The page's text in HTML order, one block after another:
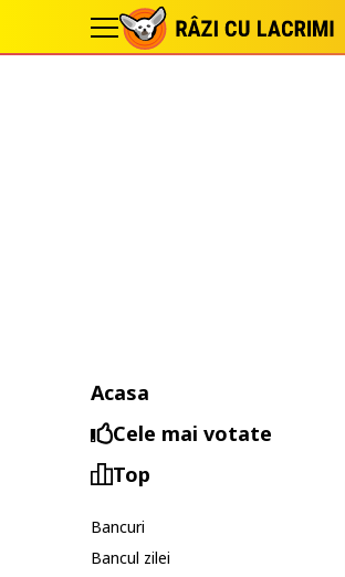
Acasa
Cele mai votate
Top
Bancuri
Bancul zilei